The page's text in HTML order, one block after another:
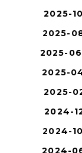
2025-10
2025-08
2025-06
2025-04
2025-02
2024-12
2024-10
2024-06